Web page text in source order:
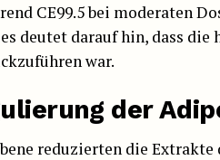
CE99.5 bei moderaten
deutet darauf hin, dass
war.
der
reduzierten die